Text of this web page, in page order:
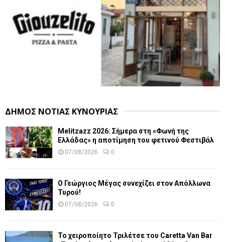
ΔΗΜΟΣ ΝΟΤΙΑΣ ΚΥΝΟΥΡΙΑΣ
Melitzazz 2026: Σήμερα στη «Φωνή της
Ελλάδας» η αποτίμηση του φετινού Φεστιβάλ
07/08/2026 0
Ο Γεώργιος Μέγας συνεχίζει στον Απόλλωνα
Τυρού!
07/08/2026 0
Το χειροποίητο Τριλέτσε του Caretta Van Bar